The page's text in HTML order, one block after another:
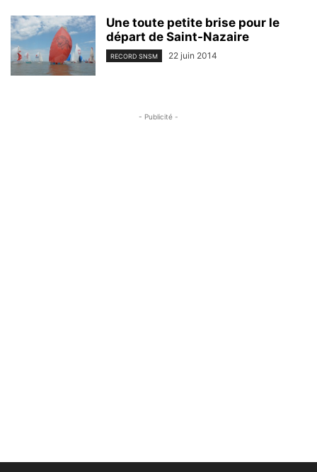
Une toute petite brise pour le
départ de Saint-Nazaire
RECORD SNSM 22 juin 2014
- Publicité -